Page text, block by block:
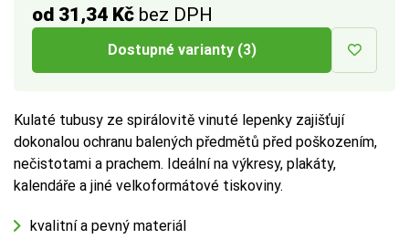
od 31,34 Kč bez DPH
Dostupné varianty (3)
Kulaté tubusy ze spirálovitě vinuté lepenky zajišťují
dokonalou ochranu balených předmětů před poškozením,
nečistotami a prachem. Ideální na výkresy, plakáty,
kalendáře a jiné velkoformátové tiskoviny.
kvalitní a pevný materiál
a vnitřním rozměrem až1 cm
Více tipů pro výběr správné krabice:
BUTTON:Jak vybrat krabici